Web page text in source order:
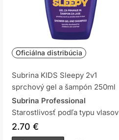
Oficiálna distribúcia
Subrina KIDS Sleepy 2v1
sprchový gel a šampón 250ml
Subrina Professional
Starostlivosť podľa typu vlasov
2.70 €